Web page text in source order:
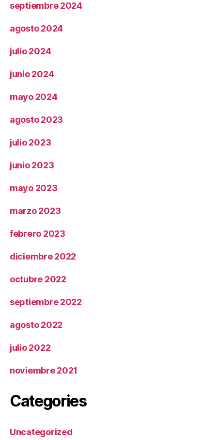
septiembre 2024
agosto 2024
julio 2024
junio 2024
mayo 2024
agosto 2023
julio 2023
junio 2023
mayo 2023
marzo 2023
febrero 2023
diciembre 2022
octubre 2022
septiembre 2022
agosto 2022
julio 2022
noviembre 2021
Categories
Uncategorized